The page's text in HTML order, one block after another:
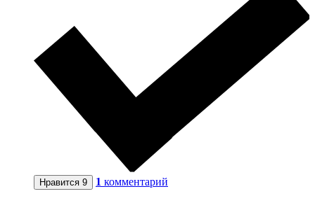
Нравится 9 1 комментарий